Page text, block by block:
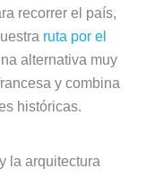
recorrer el país,
ruta por el
alternativa muy
y combina
históricas.
la arquitectura